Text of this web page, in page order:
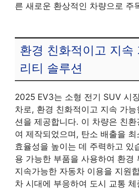
른 새로운 환상적인 차량으로 주
환경 친화적이고 지속
리티 솔루션
2025 EV3는 소형 전기 SUV 시
차로, 환경 친화적이고 지속 가
션을 제공합니다. 이 차량은 친
여 제작되었으며, 탄소 배출을 최
효율성을 높이는 데 주력하고 있
용 가능한 부품을 사용하여 환경
지속가능한 자동차 이용을 지원
차 시대에 부응하여 도시 교통